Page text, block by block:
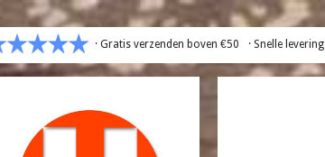
· Gratis verzenden boven €50 · Snelle levering